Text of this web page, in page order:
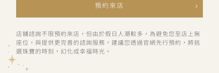
預約來店
店鋪諮詢不限預約來店，但由於假日人潮較多，為避免您至店上無
座位，與提供更完善的諮詢服務，建議您透過官網先行預約，將挑
選珠寶的時刻，幻化成幸福時光。